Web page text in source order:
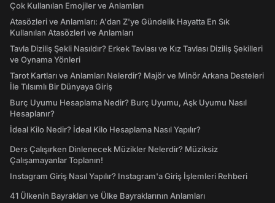
Çok Kullanılan Emojiler ve Anlamları
Atasözleri ve Anlamları: A'dan Z'ye Gündelik Hayatta En Sık
Kullanılan Atasözleri ve Anlamları
Tavla Diziliş Şekli Nasıldır? Erkek Tavlası ve Kız Tavlası Diziliş Şekilleri
ve Oynama Yönleri
Tarot Kartları ve Anlamları Nelerdir? Majör ve Minör Arkana Desteleri
İle Tılsımlı Bir Dünyaya Giriş
Burç Uyumu Hesaplama Nedir? Burç Uyumu, Aşk Uyumu Nasıl
Hesaplanır?
İdeal Kilo Nedir? İdeal Kilo Hesaplama Nasıl Yapılır?
Ders Çalışırken Dinlenecek Müzikler Nelerdir? Müziksiz
Çalışamayanlar Toplanın!
Instagram Giriş Nasıl Yapılır? Instagram'a Giriş İşlemleri Rehberi
41 Ülkenin Bayrakları ve Ülke Bayraklarının Anlamları